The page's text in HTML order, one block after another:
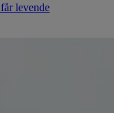
levende